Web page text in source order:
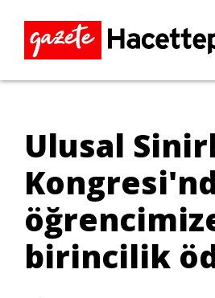
Ulusal
birincilik